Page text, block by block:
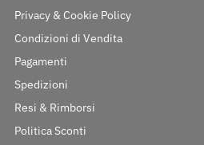
Privacy & Cookie Policy
Condizioni di Vendita
Pagamenti
Spedizioni
Resi & Rimborsi
Politica Sconti